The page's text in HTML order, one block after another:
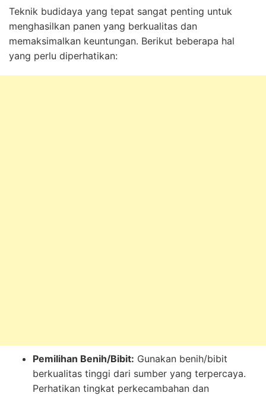
Teknik budidaya yang tepat sangat penting untuk
menghasilkan panen yang berkualitas dan
memaksimalkan keuntungan. Berikut beberapa hal
yang perlu diperhatikan:
Pemilihan Benih/Bibit: Gunakan benih/bibit
berkualitas tinggi dari sumber yang terpercaya.
Perhatikan tingkat perkecambahan dan